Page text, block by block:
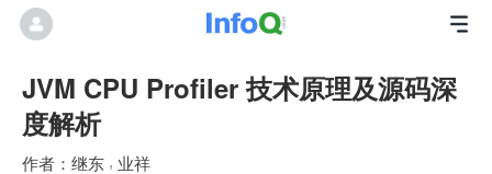
JVM CPU Profiler 技术原理及源码深
度解析
继东 业祥